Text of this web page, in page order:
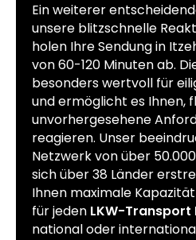
Ein weiterer
unsere blitzschnelle
holen Ihre Sendung in
von 60-120 Minuten ab.
besonders wertvoll für
und ermöglicht es Ihnen,
unvorhergesehene
reagieren. Unser
Netzwerk von über
sich über 38 Länder
Ihnen maximale
für jeden LKW-Transport
national oder